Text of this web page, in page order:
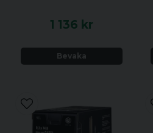
1 136 kr
Bevaka